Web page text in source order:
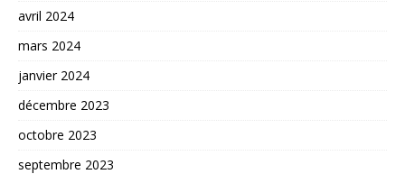
avril 2024
mars 2024
janvier 2024
décembre 2023
octobre 2023
septembre 2023